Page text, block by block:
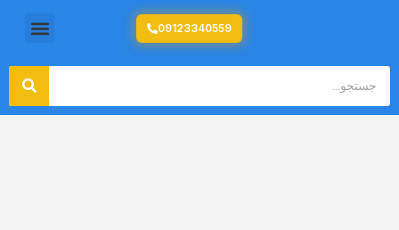
09123340559 منو